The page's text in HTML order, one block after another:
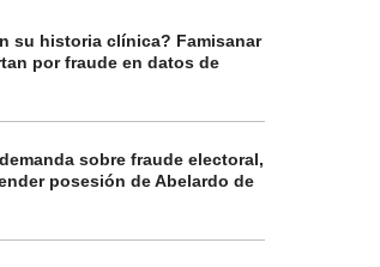
su historia clínica? Famisanar
por fraude en datos de
sobre fraude electoral,
posesión de Abelardo de